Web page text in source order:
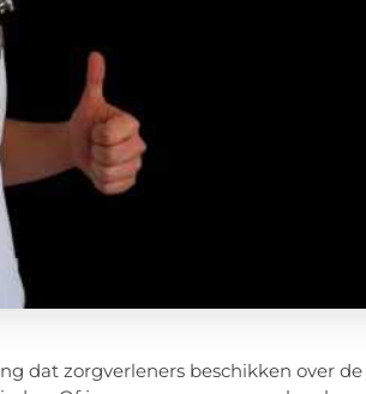
dat zorgverleners beschikken over